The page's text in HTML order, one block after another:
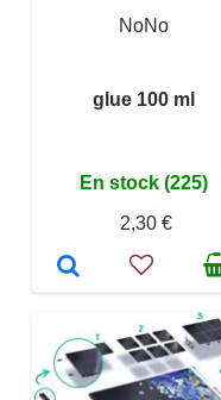
NoNo
glue 100 ml
En stock (225)
2,30 €